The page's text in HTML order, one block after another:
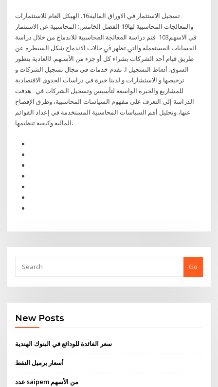
تسجيل الاستثمار في الاوراق المالية16. الهيكل العام للاستثمارات
والمعالجات المحاسبية لها19 الفصل الخامس: المحاسبية عن الاستثمار
في الاسهم103 ﻓﺘﻢ دراﺳﺔ اﳌﻌﺎﳉﺔ اﶈﺎﺳﺒﻴﺔ ﻟﻼﻧﺪﻣﺎج ﻣﻦ ﺧﻼل دراﺳﺔ
اﳊﺴﺎﺑﺎت اﳌﺴﺘﻌﻤﻠﺔ واﻟﱵ ﺗﻈﻬﺮ ﰲ ﺣﺎﻻت اﻻﻧﺪﻣﺎج ﺷﮑﻞ اﻟﺴﻴﻄﺮة ﻋﻦ
ﻃﺮﻳﻖ ﻗﻴﺎم أﺣﺪ اﻟﺸﺮﮐﺎت ﺑﺸﺮاء ﮐﻞ أو ﺟﺰء ﻣﻦ اﻷﺳـﻬﻢ. ﻟاﻟﻌﺎدﻳﺔ ﺑﺘﻄﻮر
اﻟﺴﻮق، أﳕﺎط اﻟﺘﺴﺠﻴﻞ ا. نقدم خدمات في مجال تسجيل الشركات و
ترخيصها و الاستشارات و لدينا خبرة في دراسات الجدوى الاقتصادية
للمشاريع والخبرة الواسعة لتأسيس وتسجيل الشركات في هدفت
الدراسة إلى التعرف على مفهوم السياسات المحاسبية، وطرق الإفصاح
عنها، وتحليل أهم السياسات المحاسبية المستخدمة في إعداد القوائم
المالية وكيفية تنظيمها،
Go
New Posts
سعر الفائدة للودائع في البنوك الهندية
أسعار برميل النفط
عدد saipem من الأسهم